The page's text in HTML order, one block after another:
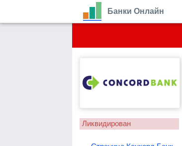
Банки Онлайн
Ликвидирован